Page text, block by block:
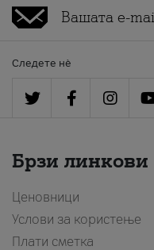
Следете нè
Брзи линкови
Ценовници
Услови за користење
Плати сметка